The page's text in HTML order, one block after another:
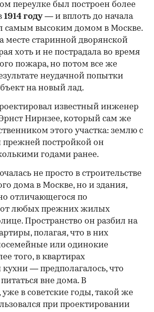
переулке был построен более
1914 году — и вплоть до начала
самым высоким домом в Москве.
месте старинной дворянской
хоть и не пострадала во время
пожара, но потом все же
неудачной попытки
на новый лад.
известный инженер
Нирнзее, который сам же
этого участка: землю с
прежней постройкой он
годами ранее.
не просто в строительстве
дома в Москве, но и здания,
отличающегося по
любых прежних жилых
Пространство он разбил на
полагая, что в них
или одинокие
того, в квартирах
кухни — предполагалось, что
вне дома. В
в советские годы, такой же
при проектировании